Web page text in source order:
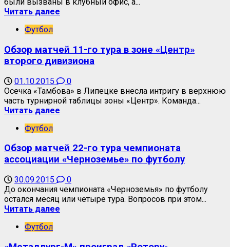
Читать далее
Футбол
Обзор матчей 11-го тура в зоне «Центр»
второго дивизиона
01.10.2015
0
Осечка «Тамбова» в Липецке внесла интригу в верхнюю
часть турнирной таблицы зоны «Центр». Команда...
Читать далее
Футбол
Обзор матчей 22-го тура чемпионата
ассоциации «Черноземье» по футболу
30.09.2015
0
До окончания чемпионата «Черноземья» по футболу
остался месяц или четыре тура. Вопросов при этом...
Читать далее
Футбол